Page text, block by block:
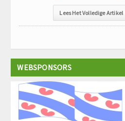
Lees Het Volledige Artikel
WEBSPONSORS